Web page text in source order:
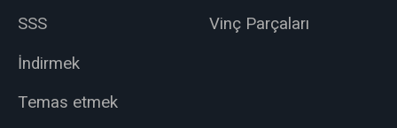
SSS
İndirmek
Temas etmek
Vinç Parçaları